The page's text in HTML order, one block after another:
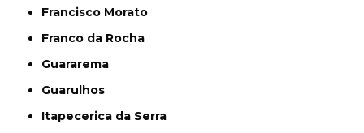
Francisco Morato
Franco da Rocha
Guararema
Guarulhos
Itapecerica da Serra